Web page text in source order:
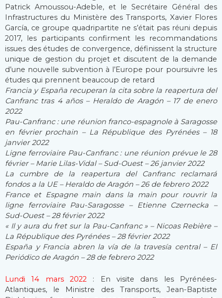
Patrick Amoussou-Adeble, et le Secrétaire Général des
Infrastructures du Ministère des Transports, Xavier Flores
García, ce groupe quadripartite ne s’était pas réuni depuis
2017, les participants confirment les recommandations
issues des études de convergence, définissent la structure
unique de gestion du projet et discutent de la demande
d’une nouvelle subvention à l’Europe pour poursuivre les
études qui prennent beaucoup de retard
Francia y España recuperan la cita sobre la reapertura del
Canfranc tras 4 años – Heraldo de Aragón – 17 de enero
2022
Pau-Canfranc : une réunion franco-espagnole à Saragosse
en février prochain – La République des Pyrénées – 18
janvier 2022
Ligne ferroviaire Pau-Canfranc : une réunion prévue le 28
février – Marie Lilas-Vidal – Sud-Ouest – 26 janvier 2022
La cumbre de la reapertura del Canfranc reclamará
fondos a la UE – Heraldo de Aragón – 26 de febrero 2022
France et Espagne main dans la main pour rouvrir la
ligne ferroviaire Pau-Saragosse – Etienne Czernecka –
Sud-Ouest – 28 février 2022
« Il y aura du fret sur la Pau-Canfranc » – Nicoas Rebière –
La République des Pyrénées – 28 février 2022
España y Francia abren la vía de la travesía central – El
Periódico de Aragón – 28 de febrero 2022
Lundi 14 mars 2022 : En visite dans les Pyrénées-
Atlantiques, le Ministre des Transports, Jean-Baptiste